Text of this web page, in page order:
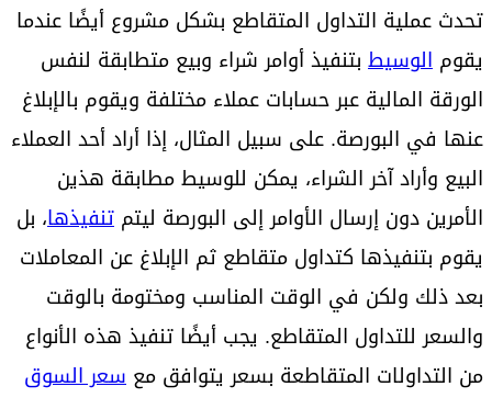
تحدث عملية التداول المتقاطع بشكل مشروع أيضًا عندما
يقوم الوسيط بتنفيذ أوامر شراء وبيع متطابقة لنفس
الورقة المالية عبر حسابات عملاء مختلفة ويقوم بالإبلاغ
عنها في البورصة. على سبيل المثال، إذا أراد أحد العملاء
البيع وأراد آخر الشراء، يمكن للوسيط مطابقة هذين
الأمرين دون إرسال الأوامر إلى البورصة ليتم تنفيذها، بل
يقوم بتنفيذها كتداول متقاطع ثم الإبلاغ عن المعاملات
بعد ذلك ولكن في الوقت المناسب ومختومة بالوقت
والسعر للتداول المتقاطع. يجب أيضًا تنفيذ هذه الأنواع
من التداولات المتقاطعة بسعر يتوافق مع سعر السوق